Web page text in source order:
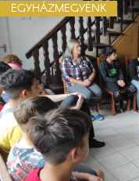
EGYHÁZMEGYÉNK